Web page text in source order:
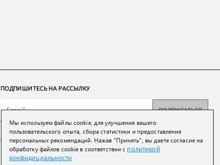
ПОДПИШИТЕСЬ НА РАССЫЛКУ
ПОДПИСАТЬСЯ
Нажимая на кнопку вы соглашаетесь сполитикой конфиденциальности и
обработки персональных данных
Мы используем файлы cookie, для улучшения вашего
пользовательского опыта, сбора статистики и предоставления
персональных рекомендаций. Нажав "Принять", вы даете согласие на
обработку файлов cookie в соответствии с политикой
конфидициальности